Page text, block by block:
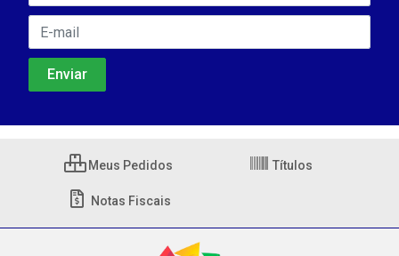
Meus Pedidos Títulos
Notas Fiscais